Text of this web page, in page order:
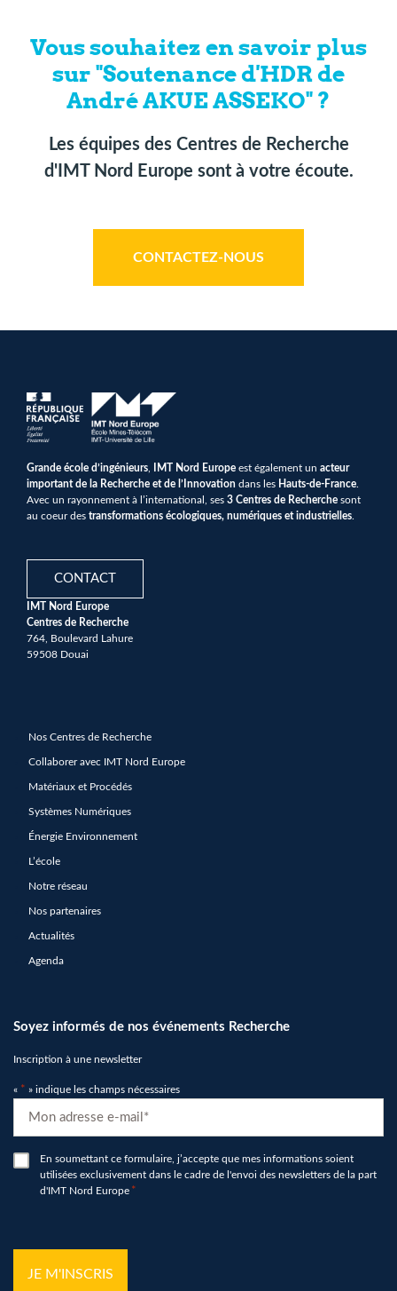
Vous souhaitez en savoir plus
sur "Soutenance d'HDR de
André AKUE ASSEKO" ?
Les équipes des Centres de Recherche
d'IMT Nord Europe sont à votre écoute.
CONTACTEZ-NOUS
Grande école d’ingénieurs IMT Nord Europe est également un acteur
important de la Recherche et de l’Innovation dans les Hauts-de-France
Avec un rayonnement à l’international, ses 3 Centres de Recherche sont
au coeur des transformations écologiques, numériques et industrielles
CONTACT
IMT Nord Europe
Centres de Recherche
764, Boulevard Lahure
59508 Douai
Nos Centres de Recherche
Collaborer avec IMT Nord Europe
Matériaux et Procédés
Systèmes Numériques
Énergie Environnement
L’école
Notre réseau
Nos partenaires
Actualités
Agenda
Soyez informés de nos événements Recherche
Inscription à une newsletter
« * » indique les champs nécessaires
*
RGPDEn soumettant ce formulaire, j’accepte que mes informations soient
utilisées exclusivement dans le cadre de l'envoi des newsletters de la part
d'IMT Nord Europe *